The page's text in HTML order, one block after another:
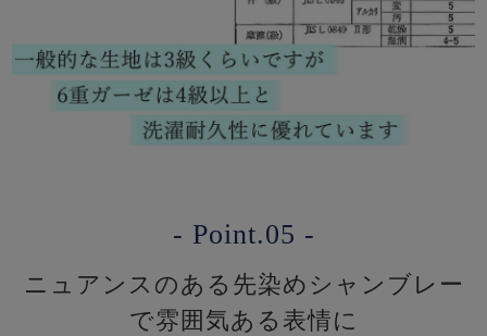
- Point.05 -
ニュアンスのある先染めシャンブレー
で雰囲気ある表情に